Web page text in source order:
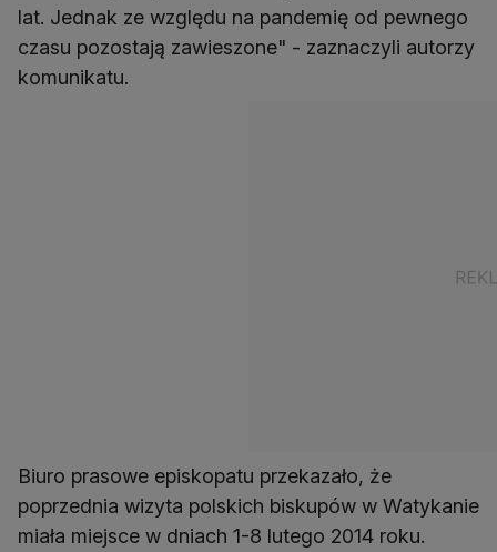
lat. Jednak ze względu na pandemię od pewnego
czasu pozostają zawieszone" - zaznaczyli autorzy
komunikatu.
Biuro prasowe episkopatu przekazało, że
poprzednia wizyta polskich biskupów w Watykanie
miała miejsce w dniach 1-8 lutego 2014 roku.